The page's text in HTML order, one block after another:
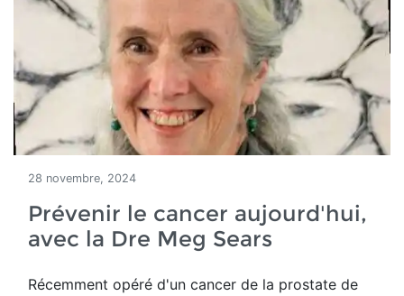
28 novembre, 2024
Prévenir le cancer aujourd'hui,
avec la Dre Meg Sears
Récemment opéré d'un cancer de la prostate de